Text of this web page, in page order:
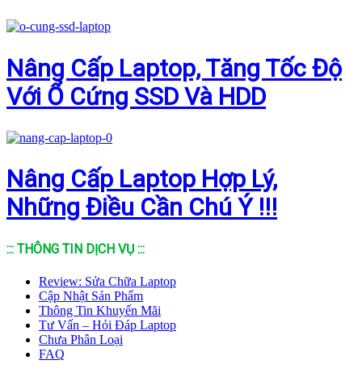
Nâng Cấp Laptop, Tăng Tốc Độ
Với Ổ Cứng SSD Và HDD
Nâng Cấp Laptop Hợp Lý,
Những Điều Cần Chú Ý !!!
::: THÔNG TIN DỊCH VỤ :::
Review: Sửa Chữa Laptop
Cập Nhật Sản Phẩm
Thông Tin Khuyến Mãi
Tư Vấn – Hỏi Đáp Laptop
Chưa Phân Loại
FAQ